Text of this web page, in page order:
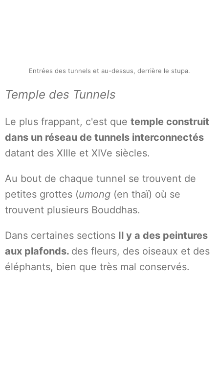
Entrées des tunnels et au-dessus, derrière le stupa.
Temple des Tunnels
Le plus frappant, c'est que temple construit
dans un réseau de tunnels interconnectés
datant des XIIIe et XIVe siècles.
Au bout de chaque tunnel se trouvent de
petites grottes (umong (en thaï) où se
trouvent plusieurs Bouddhas.
Dans certaines sections Il y a des peintures
aux plafonds. des fleurs, des oiseaux et des
éléphants, bien que très mal conservés.